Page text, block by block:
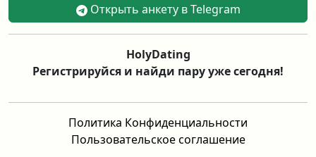
Открыть анкету в Telegram
Политика Конфиденциальности
Пользовательское соглашение
HolyDating
Регистрируйся и найди пару уже сегодня!